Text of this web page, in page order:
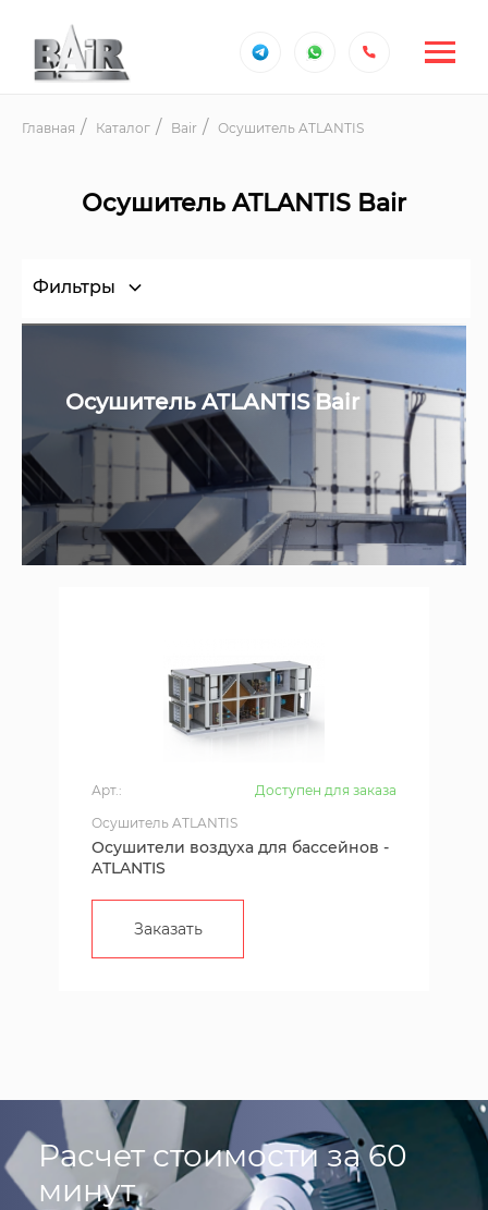
Главная Каталог Bair Осушитель ATLANTIS
Осушитель ATLANTIS Bair
Фильтры
Осушитель ATLANTIS Bair
Арт.:
Доступен для заказа
Осушитель ATLANTIS
Осушители воздуха для бассейнов -
ATLANTIS
Заказать
Расчет стоимости за 60
минут